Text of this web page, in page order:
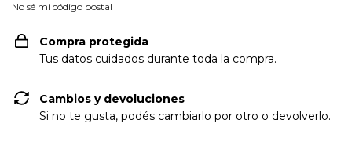
No sé mi código postal
Compra protegida
Tus datos cuidados durante toda la compra.
Cambios y devoluciones
Si no te gusta, podés cambiarlo por otro o devolverlo.